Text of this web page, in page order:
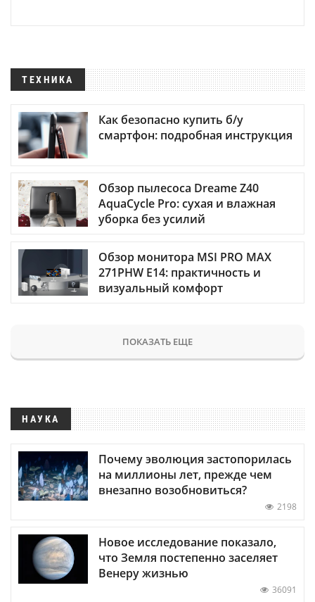
ТЕХНИКА
Как безопасно купить б/у
смартфон: подробная инструкция
Обзор пылесоса Dreame Z40
AquaCycle Pro: сухая и влажная
уборка без усилий
Обзор монитора MSI PRO MAX
271PHW E14: практичность и
визуальный комфорт
ПОКАЗАТЬ ЕЩЕ
НАУКА
Почему эволюция застопорилась
на миллионы лет, прежде чем
внезапно возобновиться?
2198
Новое исследование показало,
что Земля постепенно заселяет
Венеру жизнью
36091